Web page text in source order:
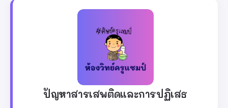
ปัญหาสารเสพติดและการปฏิเสธ